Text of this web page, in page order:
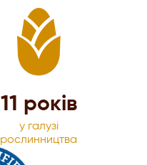
11 років
у галузі
рослинництва